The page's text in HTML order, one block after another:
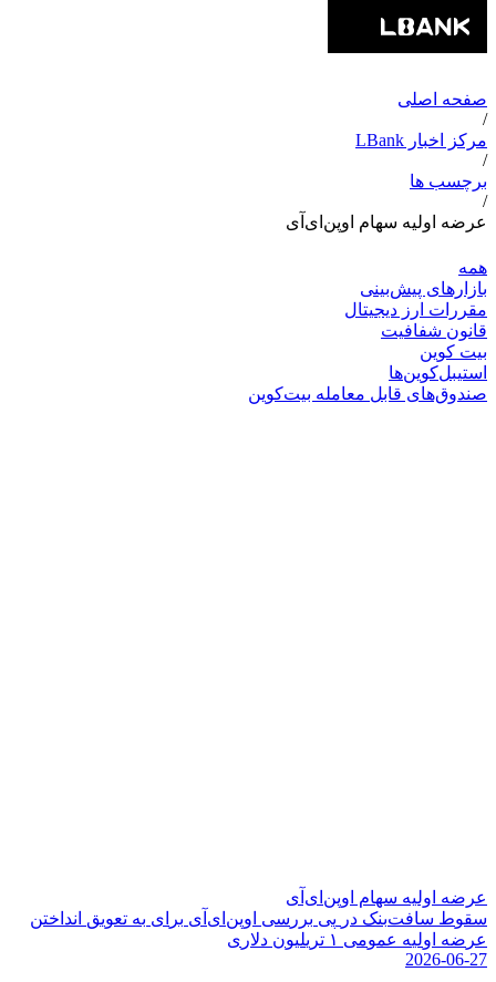
صفحه اصلی
/
مرکز اخبار LBank
/
برچسب ها
/
عرضه اولیه سهام اوپن‌ای‌آی
همه
بازارهای پیش‌بینی
مقررات ارز دیجیتال
قانون شفافیت
بیت کوین
استیبل‌کوین‌ها
صندوق‌های قابل معامله بیت‌کوین
عرضه اولیه سهام اوپن‌ای‌آی
سقوط سافتبنک در پی بر ر سی وپن ی ی بر ی به تعویق ند ختن
عر ضه ولیه عمومی ۱ تر یلیون دلر ی
2026-06-27